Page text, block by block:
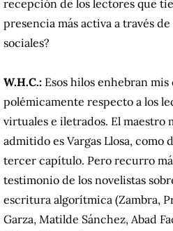
recepción de los lectores que
presencia más activa a través de
sociales?
W.H.C.: Esos hilos enhebran
polémicamente respecto a los
virtuales e iletrados. El maestro
admitido es Vargas Llosa, como
tercer capítulo. Pero recurro
testimonio de los novelistas
escritura algorítmica (Zambra,
Garza, Matilde Sánchez, Abad